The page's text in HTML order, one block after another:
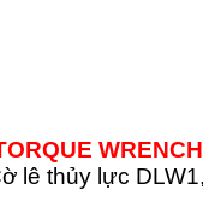
WRENCH